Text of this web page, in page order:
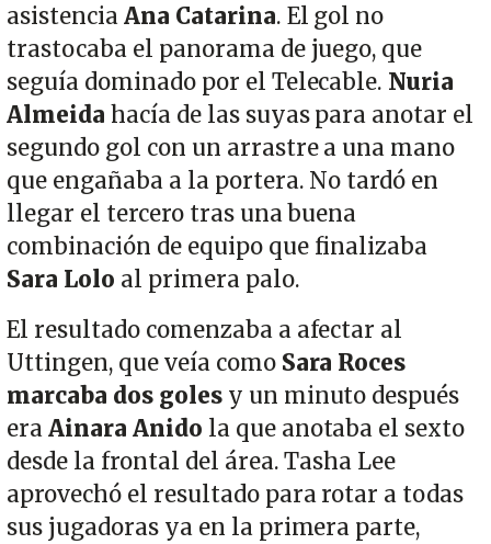
asistenciaAna Catarina. El gol no
trastocaba el panorama de juego, que
seguía dominado por el Telecable. Nuria
Almeida hacía de las suyas para anotar el
segundo gol con un arrastre a una mano
que engañaba a la portera. No tardó en
llegar el tercero tras una buena
combinación de equipo que finalizaba
Sara Lolo al primera palo.
El resultado comenzaba a afectar al
Uttingen, que veía como Sara Roces
marcaba dos golesy un minuto después
eraAinara Anido la que anotaba el sexto
desde la frontal del área. Tasha Lee
aprovechó el resultado para rotar a todas
sus jugadoras ya en la primera parte,